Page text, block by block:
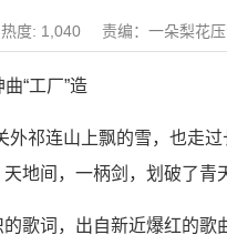
热度: 1,040 责编：一朵梨花
外祁连山上飘的雪，也走
地间，一柄剑，划破了青
歌词，出自新近爆红的